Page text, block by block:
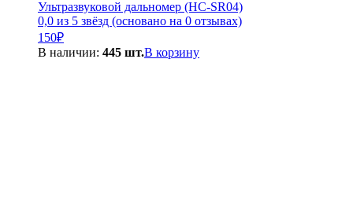
Ультразвуковой дальномер (HC-SR04)
0,0 из 5 звёзд (основано на 0 отзывах)
150₽
В наличии: 445 шт.В корзину